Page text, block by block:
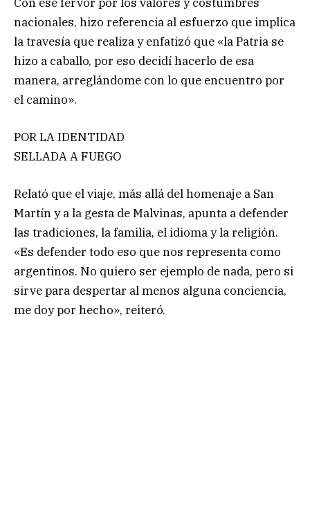
nacionales, hizo referencia al esfuerzo que implica
la travesía que realiza y enfatizó que «la Patria se
hizo a caballo, por eso decidí hacerlo de esa
manera, arreglándome con lo que encuentro por
el camino».
POR LA IDENTIDAD
SELLADA A FUEGO
Relató que el viaje, más allá del homenaje a San
Martín y a la gesta de Malvinas, apunta a defender
las tradiciones, la familia, el idioma y la religión.
«Es defender todo eso que nos representa como
argentinos. No quiero ser ejemplo de nada, pero si
sirve para despertar al menos alguna conciencia,
me doy por hecho», reiteró.